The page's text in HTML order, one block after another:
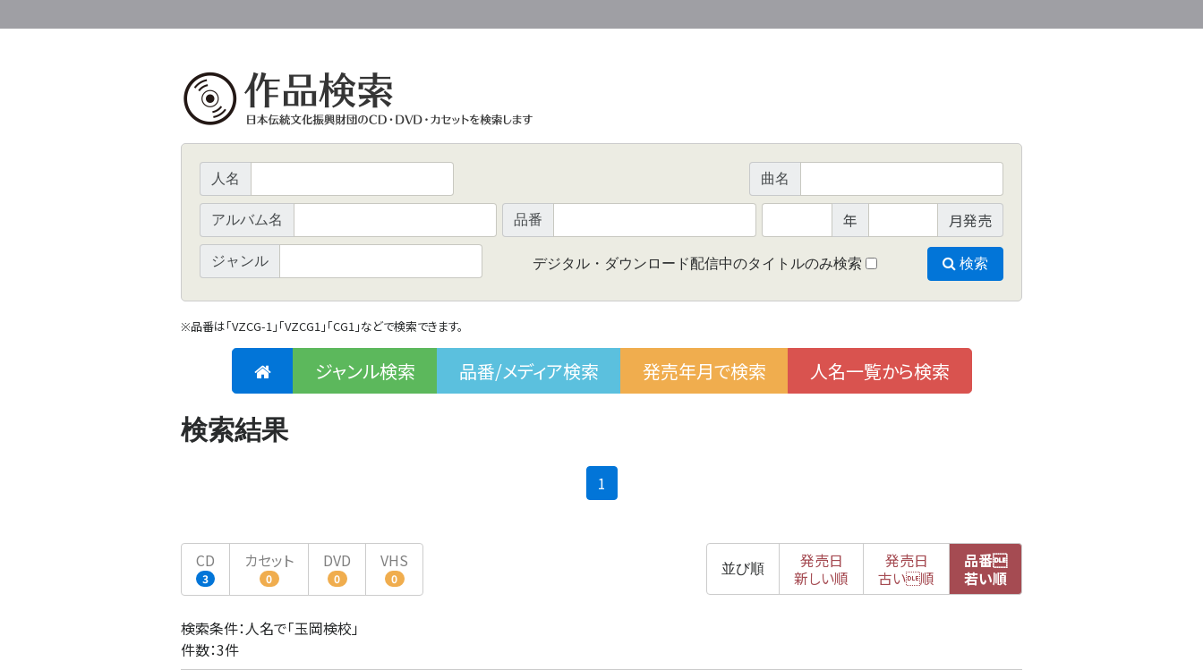
人名 曲名
アルバム名 品番 年 月発売
ジャンル デジタル・ダウンロード配信中のタイトルのみ検索 検索
※品番は「VZCG-1」「VZCG1」「CG1」などで検索できます。
ジャンル検索 品番/メディア検索 発売年月で検索 人名一覧から検索
検索結果
1
CD
3
カセット
0
DVD
0
VHS
0
並び順
発売日
新しい順
発売日
古い順
品番
若い順
検索条件：人名で「玉岡検校」
件数：3件